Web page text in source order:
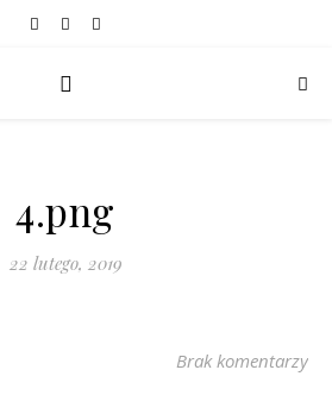
4.png
22 lutego, 2019
Brak komentarzy